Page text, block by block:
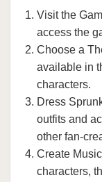
Visit the
access the
Choose a
available in
characters.
Dress
outfits and
other fan-
Create
characters,